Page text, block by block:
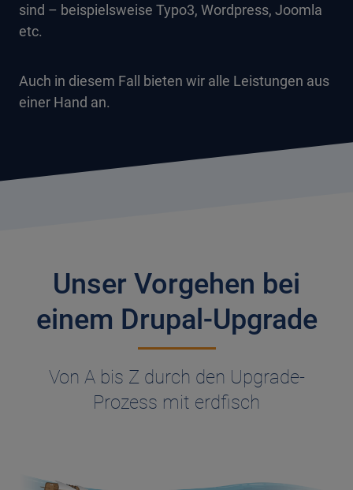
sind – beispielsweise Typo3, Wordpress, Joomla
etc.
Auch in diesem Fall bieten wir alle Leistungen aus
einer Hand an.
Unser Vorgehen bei
einem Drupal-Upgrade
Von A bis Z durch den Upgrade-
Prozess mit erdfisch